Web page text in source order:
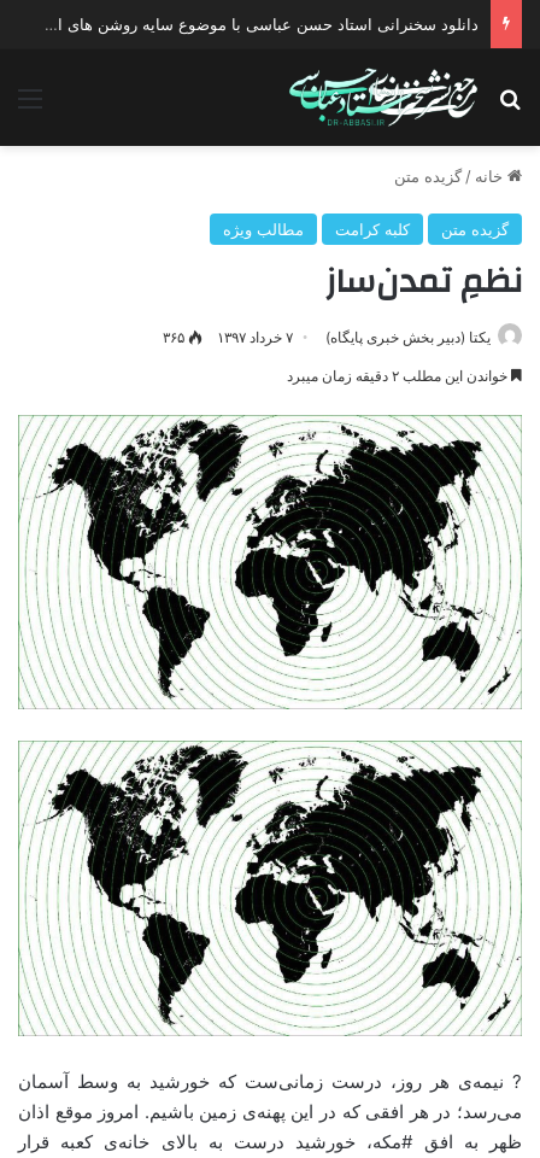
دانلود سخنرانی استاد حسن عباسی با موضوع چهار انتخاب ۱۴۰۰
جستجو برای
خانه / گزیده متن
گزیده متن کلبه کرامت مطالب ویژه
نظمِ تمدن‌ساز
یکتا (دبیر بخش خبری پایگاه) ۷ خرداد ۱۳۹۷ ۳۶۵
خواندن این مطلب ۲ دقیقه زمان میبرد
? نیمه‌ی هر روز، درست زمانی‌ست که خورشید به وسط آسمان
می‌رسد؛ در هر افقی که در این پهنه‌ی زمین باشیم. امروز موقع اذان
ظهر به افق #مکه، خورشید درست به بالای خانه‌ی کعبه قرار